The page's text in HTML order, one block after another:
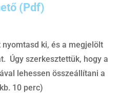
(Pdf)
ki, és a megjelölt
Úgy szerkesztettük, hogy a
lehessen összeállítani a
10 perc)